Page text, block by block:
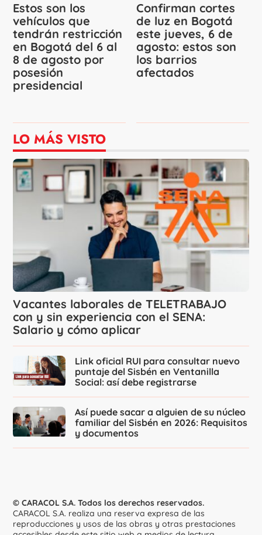
Estos son los
vehículos que
tendrán restricción
en Bogotá del 6 al
8 de agosto por
posesión
presidencial
Confirman cortes
de luz en Bogotá
este jueves, 6 de
agosto: estos son
los barrios
afectados
LO MÁS VISTO
Vacantes laborales de TELETRABAJO
con y sin experiencia con el SENA:
Salario y cómo aplicar
Link oficial RUI para consultar nuevo
puntaje del Sisbén en Ventanilla
Social: así debe registrarse
Así puede sacar a alguien de su núcleo
familiar del Sisbén en 2026: Requisitos
y documentos
© CARACOL S.A. Todos los derechos reservados.
CARACOL S.A. realiza una reserva expresa de las
reproducciones y usos de las obras y otras prestaciones